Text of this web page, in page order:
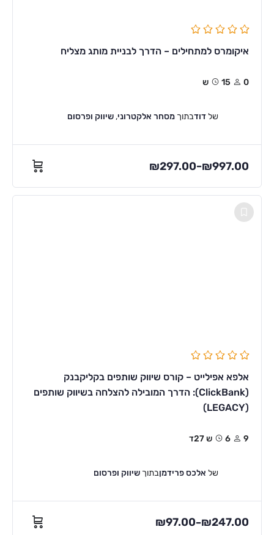
איקומרס למתחילים – הדרך לבניית מותג מצליח
0 15ש
שלדודבתוך מסחר אלקטרוני, שיווק ופרסום
₪297.00–₪997.00
אלפא אפילייט – קורס שיווק שותפים בקליקבנק
(ClickBank): הדרך המובילה להצלחה בשיווק שותפים
(LEGACY)
9 6ש 27ד
של אלכס פרידמןבתוך שיווק ופרסום
₪97.00–₪247.00